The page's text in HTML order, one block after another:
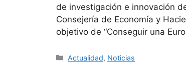
de investigación e innovación
Consejería de Economía y
objetivo de “Conseguir una
Categorías
Actualidad, Noticias